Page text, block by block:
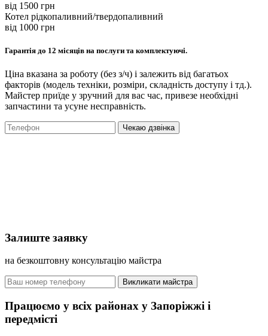
вiд 1500 грн
Котел рідкопаливний/твердопаливний
вiд 1000 грн
Гарантія до 12 місяців на послуги та комплектуючі.
Ціна вказана за роботу (без з/ч) і залежить від багатьох
факторів (модель техніки, розміри, складність доступу і тд.).
Майстер приїде у зручний для вас час, привезе необхідні
запчастини та усуне несправність.
Чекаю дзвінка
Залиште заявку
на безкоштовну консультацію майстра
Викликати майстра
Працюємо у всіх районах у Запоріжжі і
передмісті